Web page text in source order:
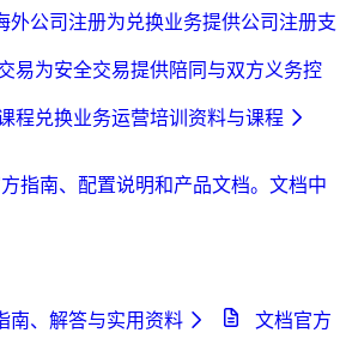
外公司注册为兑换业务提供公司注册支
易为安全交易提供陪同与双方义务控
程兑换业务运营培训资料与课程
指南、配置说明和产品文档。 文档中
南、解答与实用资料 文档官方